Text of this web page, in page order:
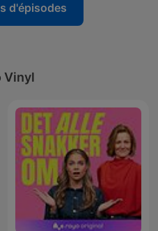
d'épisodes
Vinyl